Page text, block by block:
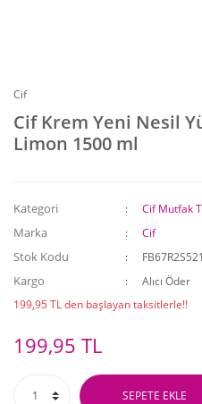
Cif
Cif Krem Yeni Nesil
Limon 1500 ml
Kategori Cif Mutfak
Marka Cif
Stok Kodu FB67R2S521
Kargo
Alıcı Öder
199,95 TL den başlayan taksitlerle!!
199,95 TL
SEPETE EKLE